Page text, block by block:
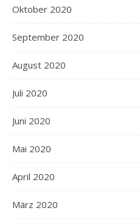
Oktober 2020
September 2020
August 2020
Juli 2020
Juni 2020
Mai 2020
April 2020
März 2020